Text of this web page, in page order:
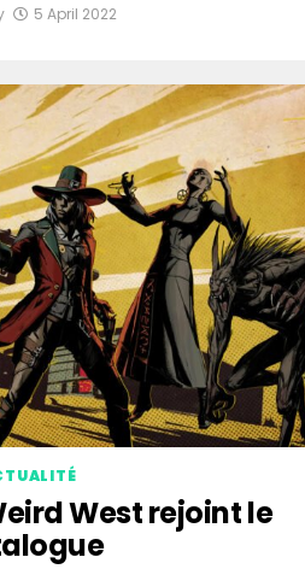
5 April 2022
West rejoint le